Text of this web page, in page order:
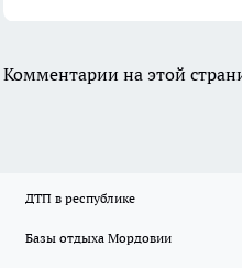
Комментарии на этой
ДТП в республике
Базы отдыха Мордовии